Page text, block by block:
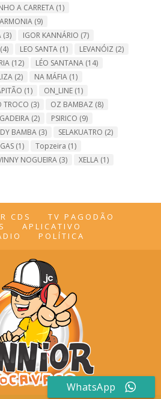
A CARRETA(1)
(9)
(3) IGOR KANNÁRIO (7)
(4) LEO SANTA(1) LEVANÓIZ (2)
(12) LÉO SANTANA(14)
(2) NA MÁFIA(1)
(1) ON_LINE(1)
TROCO (3) OZ BAMBAZ (8)
(2) PSIRICO (9)
BAMBA(3) SELAKUATRO (2)
(1) Topzeira (1)
NOGUEIRA(3) XELLA(1)
CDS
TV PAGODÃO
APLICATIVO
POLÍTICA
WhatsApp